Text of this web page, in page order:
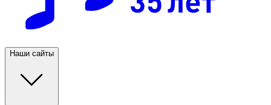
Наши сайты